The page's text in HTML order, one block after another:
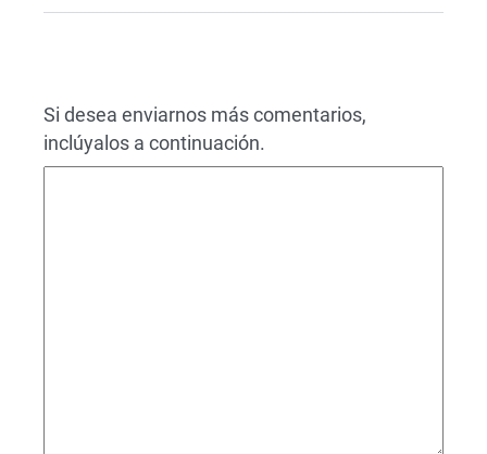
Si desea enviarnos más comentarios,
inclúyalos a continuación.